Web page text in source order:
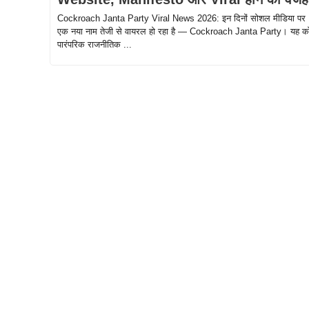
Cockroach Janta Party Viral News 2026: इन दिनों सोशल मीडिया पर
एक नया नाम तेजी से वायरल हो रहा है — Cockroach Janta Party। यह
पारंपरिक राजनीतिक ...